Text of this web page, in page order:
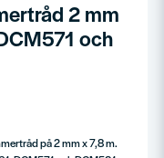
2 mm
och
på 2 mm x 7,8 m.